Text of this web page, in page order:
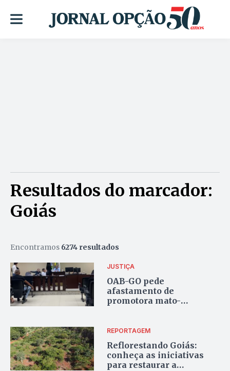
Resultados do marcador:
Goiás
Encontramos 6274 resultados
JUSTIÇA
OAB-GO pede
afastamento de
promotora mato-
goianos
REPORTAGEM
Reflorestando Goiás:
conheça as iniciativas
para restaurar a